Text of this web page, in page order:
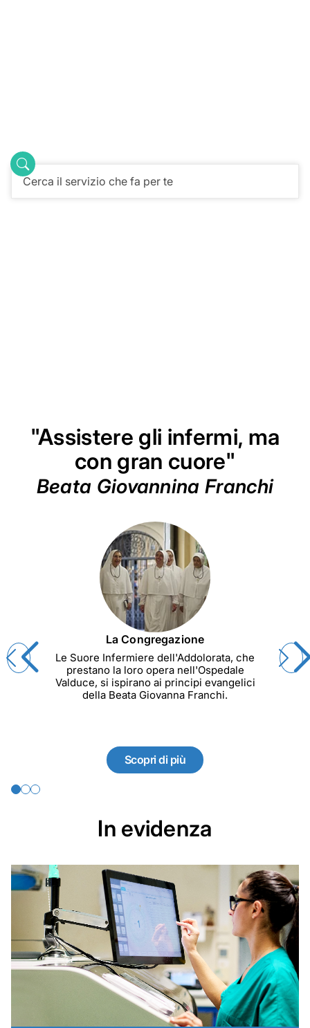
Avvia la ricerca
"Assistere gli infermi, ma
con gran cuore"
Beata Giovannina Franchi
La Congregazione
Le Suore Infermiere dell'Addolorata, che
prestano la loro opera nell'Ospedale
Valduce, si ispirano ai principi evangelici
della Beata Giovanna Franchi.
Scopri di piùLa Congregazione
In evidenza